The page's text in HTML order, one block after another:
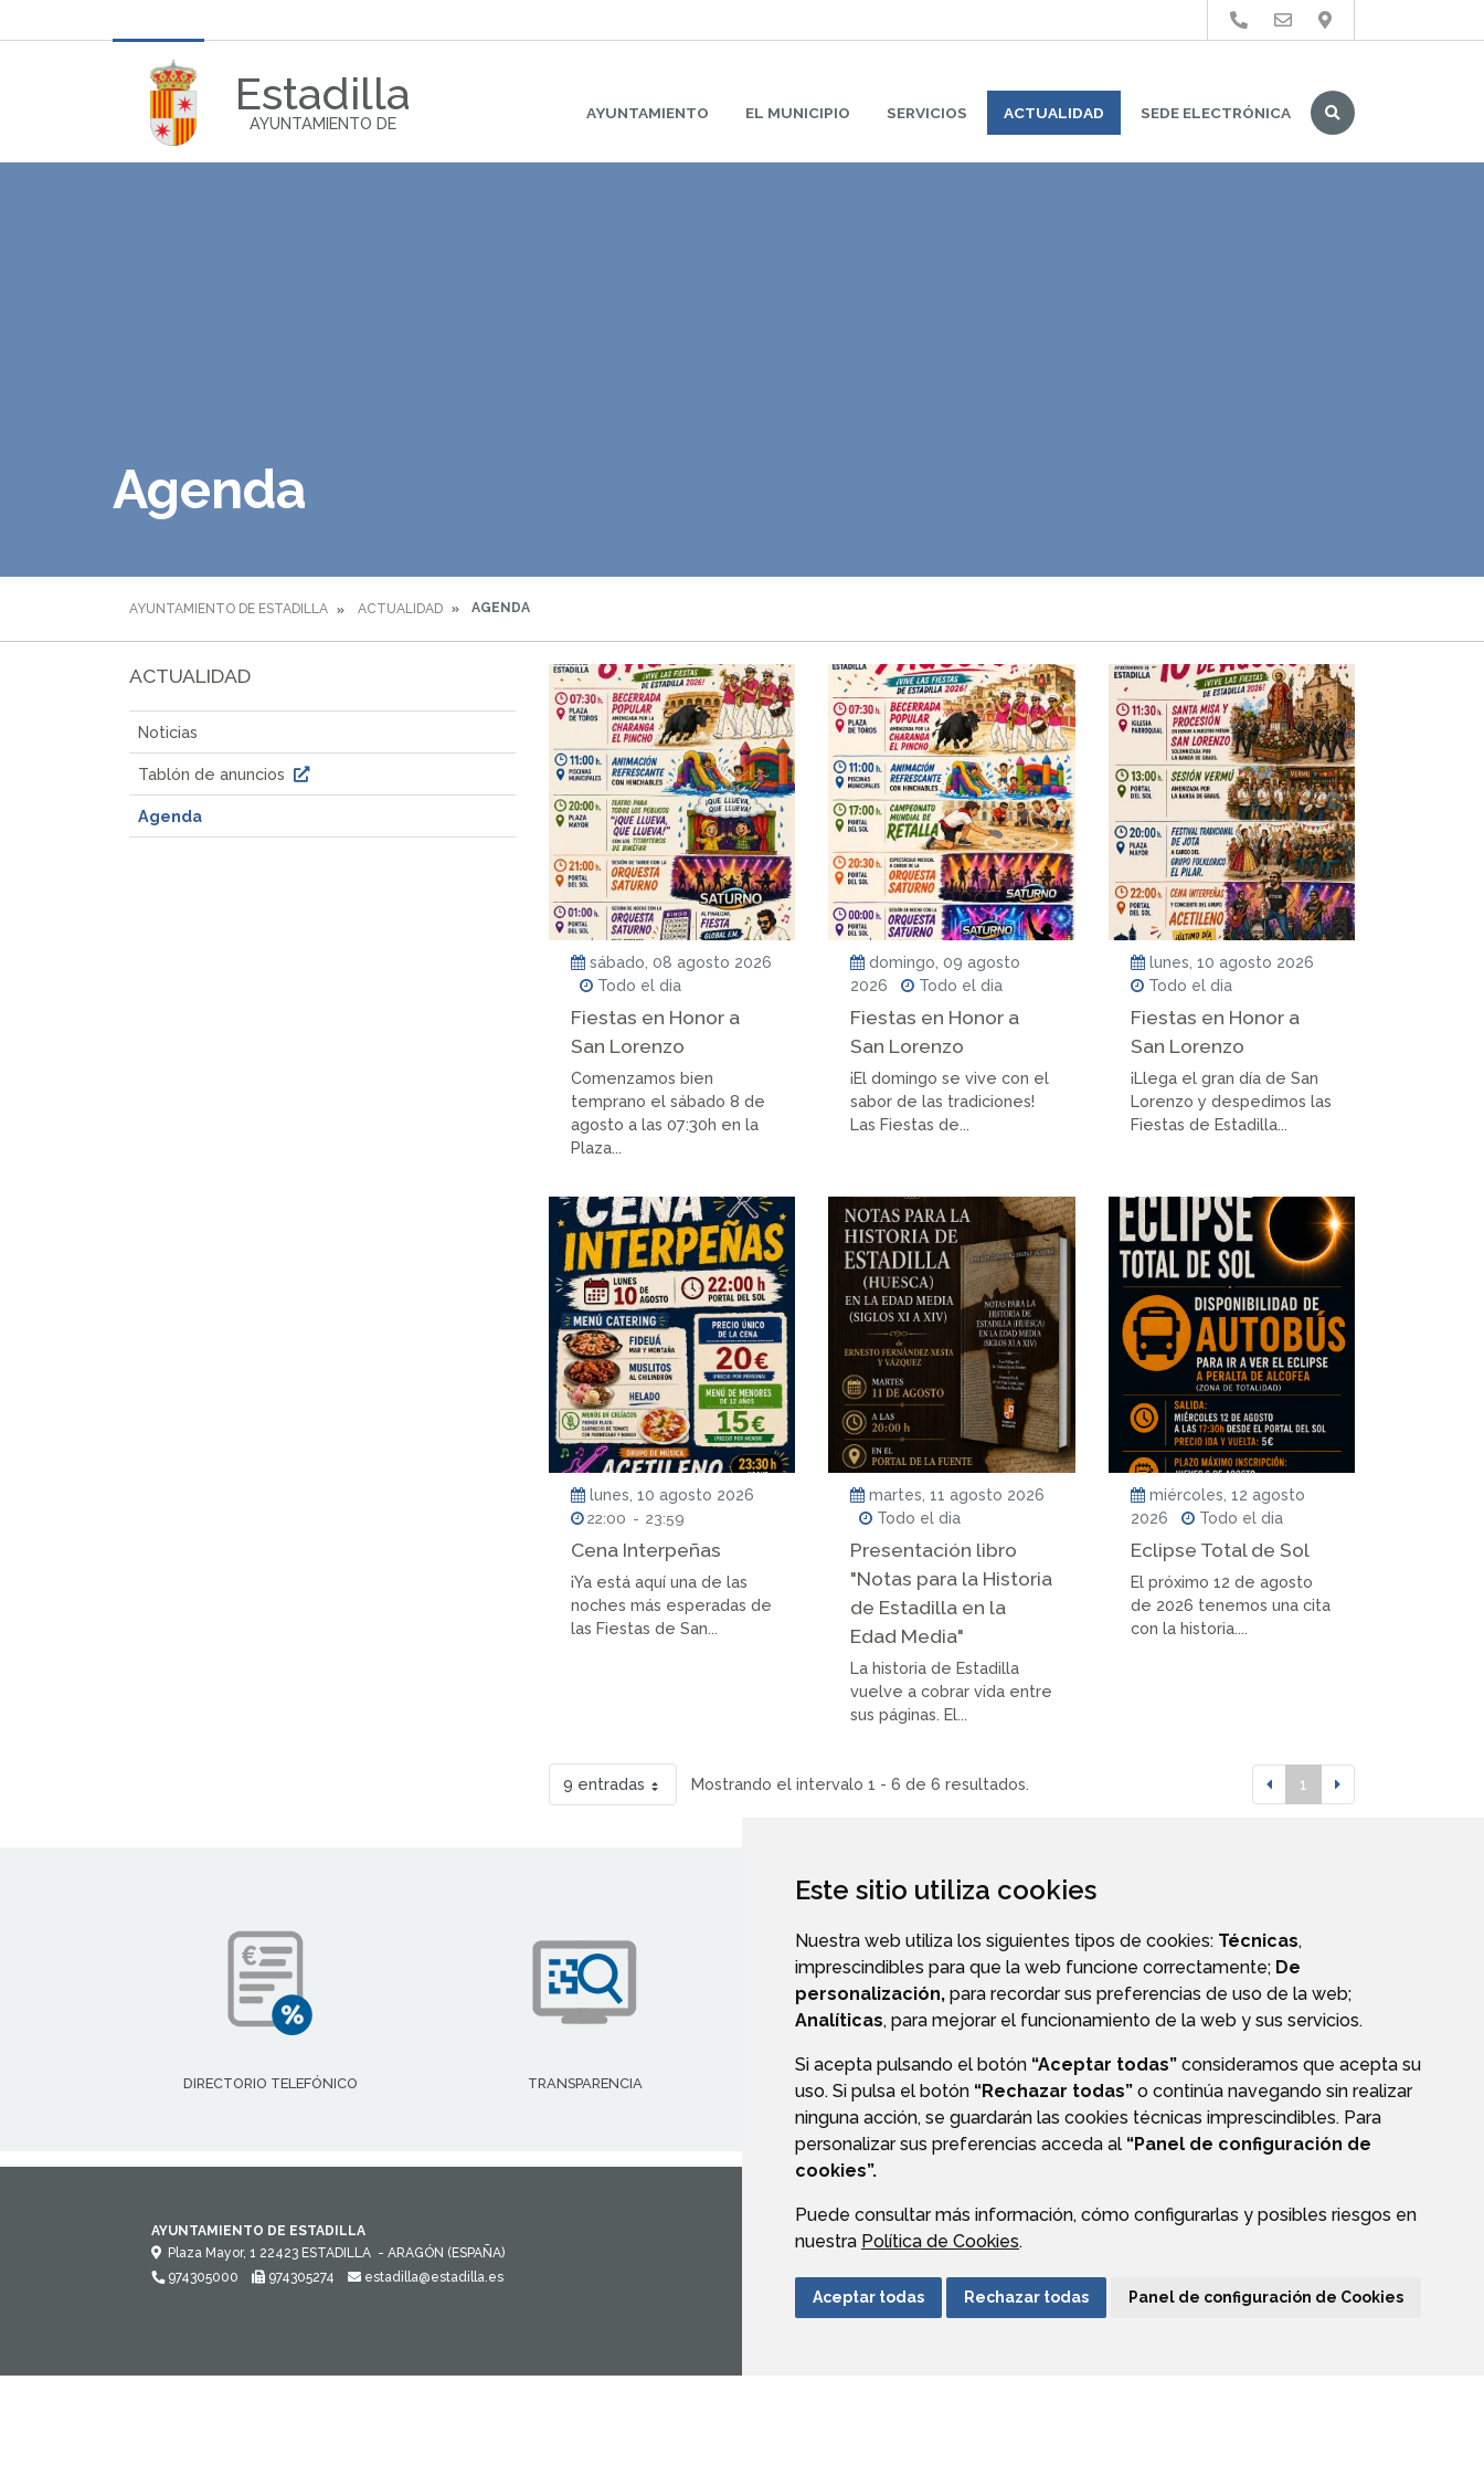
Este sitio utiliza cookies
Nuestra web utiliza los siguientes tipos de cookies: Técnicas,
imprescindibles para que la web funcione correctamente; De
personalización, para recordar sus preferencias de uso de la web;
Analíticas, para mejorar el funcionamiento de la web y sus servicios.
Si acepta pulsando el botón “Aceptar todas” consideramos que acepta su
uso. Si pulsa el botón “Rechazar todas” o continúa navegando sin realizar
ninguna acción, se guardarán las cookies técnicas imprescindibles. Para
personalizar sus preferencias acceda al “Panel de configuración de
cookies”.
Puede consultar más información, cómo configurarlas y posibles riesgos en
nuestra Política de Cookies.
Aceptar todas Rechazar todas Panel de configuración de Cookies
Estadilla
AYUNTAMIENTO DE
AYUNTAMIENTO EL MUNICIPIO SERVICIOS ACTUALIDAD SEDE ELECTRÓNICA
Buscar
Agenda
AYUNTAMIENTO DE ESTADILLA ACTUALIDAD AGENDA
ACTUALIDAD
Noticias
Tablón de anuncios
Agenda
sábado, 08 agosto 2026
Todo el dia
Fiestas en Honor a
San Lorenzo
Comenzamos bien
temprano el sábado 8 de
agosto a las 07:30h en la
Plaza...
domingo, 09 agosto
2026
Todo el dia
Fiestas en Honor a
San Lorenzo
¡El domingo se vive con el
sabor de las tradiciones!
Las Fiestas de...
lunes, 10 agosto 2026
Todo el dia
Fiestas en Honor a
San Lorenzo
¡Llega el gran día de San
Lorenzo y despedimos las
Fiestas de Estadilla...
lunes, 10 agosto 2026
22:00 - 23:59
Cena Interpeñas
¡Ya está aquí una de las
noches más esperadas de
las Fiestas de San...
martes, 11 agosto 2026
Todo el dia
Presentación libro
"Notas para la Historia
de Estadilla en la
Edad Media"
La historia de Estadilla
vuelve a cobrar vida entre
sus páginas. El...
miércoles, 12 agosto
2026
Todo el dia
Eclipse Total de Sol
El próximo 12 de agosto
de 2026 tenemos una cita
con la historia....
9 entradas Mostrando el intervalo 1 - 6 de 6 resultados. 1
DIRECTORIO TELEFÓNICO TRANSPARENCIA AYUDAS Y SUBVENCIONES PERFIL DEL CONTRATANTE
AYUNTAMIENTO DE ESTADILLA
Plaza Mayor, 1 22423 ESTADILLA - ARAGÓN (ESPAÑA)
974305000
974305274 estadilla@estadilla.es
CONTACTO MAPA WEB AVISO LEGAL